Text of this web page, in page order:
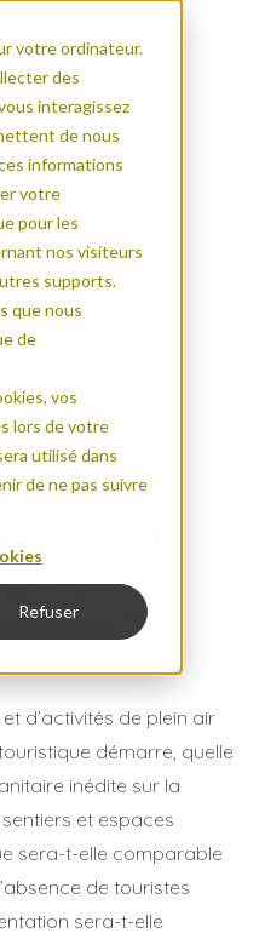
votre ordinateur.
des
interagissez
de nous
informations
votre
pour les
nos visiteurs
supports.
que nous
de
vos
lors de votre
utilisé dans
de ne pas suivre
Refuser
actualités
cette saison
?
d’activités de plein air
démarre, quelle
inédite sur la
et espaces
sera-t-elle comparable
de touristes
sera-t-elle